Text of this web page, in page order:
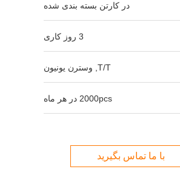
در کارتن بسته بندی شده
3 روز کاری
T/T, وسترن یونیون
2000pcs در هر ماه
با ما تماس بگیرید